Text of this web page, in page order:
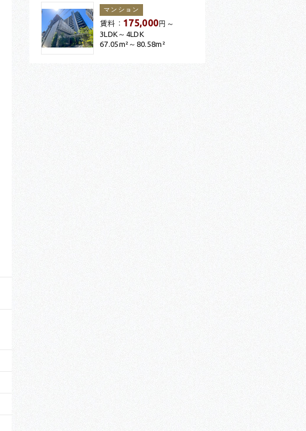
マンション
賃料： 175,000円～
3LDK～4LDK
67.05m²～80.58m²